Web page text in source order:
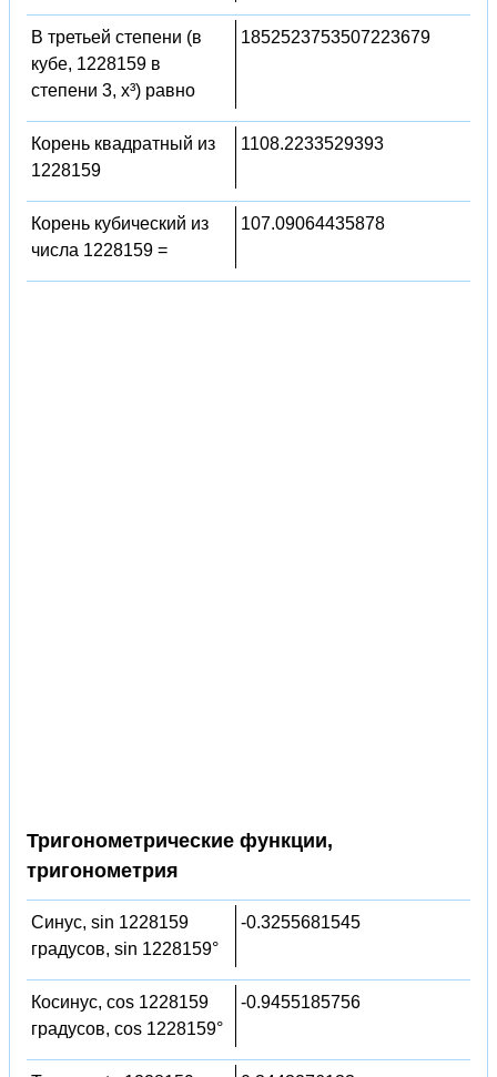
В третьей степени (в
кубе, 1228159 в
степени 3, x³) равно
1852523753507223679
Корень квадратный из
1228159
1108.2233529393
Корень кубический из
числа 1228159 =
107.09064435878
Тригонометрические функции,
тригонометрия
Синус, sin 1228159
градусов, sin 1228159°
-0.3255681545
Косинус, cos 1228159
градусов, cos 1228159°
-0.9455185756